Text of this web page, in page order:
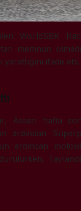
WorldSBK
memnun
ifade etti.
Assen hafta
ardından
ardından